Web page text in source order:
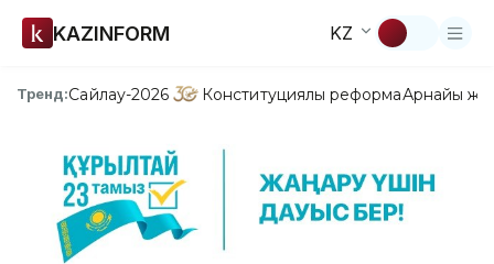
KAZINFORM KZ
Тренд:Сайлау-2026 Конституциялық реформаАрнайы